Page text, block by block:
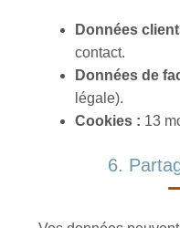
Données
contact.
Données de
légale).
Cookies : 13
6.